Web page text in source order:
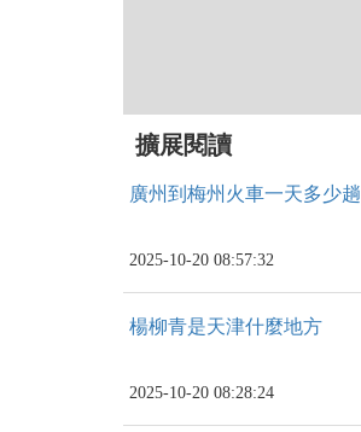
擴展閱讀
廣州到梅州火車一天多少趟
2025-10-20 08:57:32
楊柳青是天津什麼地方
2025-10-20 08:28:24